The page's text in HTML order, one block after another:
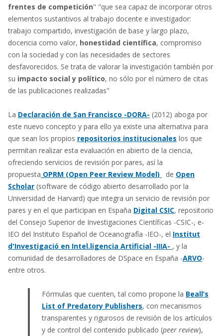
frentes de competición" "que sea capaz de incorporar otros
elementos sustantivos al trabajo docente e investigador:
trabajo compartido, investigación de base y largo plazo,
docencia como valor, honestidad científica, compromiso
con la sociedad y con las necesidades de sectores
desfavorecidos. Se trata de valorar la investigación también por
su impacto social y político, no sólo por el número de citas
de las publicaciones realizadas"
La Declaración de San Francisco -DORA- (2012) aboga por
este nuevo concepto y para ello ya existe una alternativa para
que sean los propios repositorios institucionales los que
permitan realizar esta evaluación en abierto de la ciencia,
ofreciendo servicios de revisión por pares, así la
propuesta OPRM (Open Peer Review Model) de Open
Scholar (software de código abierto desarrollado por la
Universidad de Harvard) que integra un servicio de revisión por
pares y en el que participan en España Digital CSIC, repositorio
del Consejo Superior de Investigaciones Científicas -CSIC-, e-
IEO del Instituto Español de Oceanografía -IEO-, el Institut
d'Investigació en Intel.ligencia Artificial -IIIA- , y la
comunidad de desarrolladores de DSpace en España -ARVO-
entre otros.
Fórmulas que cuenten, tal como propone la Beall’s
List of Predatory Publishers, con mecanismos
transparentes y rigurosos de revisión de los artículos
y de control del contenido publicado (peer review),